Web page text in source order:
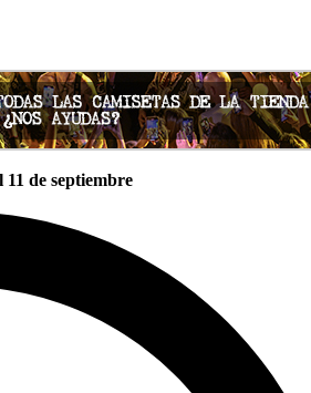
de septiembre